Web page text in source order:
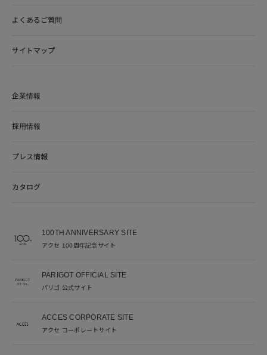
よくあるご質問
サイトマップ
企業情報
採用情報
プレス情報
カタログ
100TH ANNIVERSARY SITE
アクセ 100周年記念サイト
PARIGOT OFFICIAL SITE
パリゴ 公式サイト
ACCES CORPORATE SITE
アクセ コーポレートサイト